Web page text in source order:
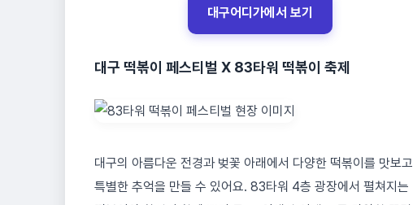
대구어디가에서 보기
대구 떡볶이 페스티벌 X 83타워 떡볶이 축제
대구의 아름다운 전경과 벚꽃 아래에서 다양한 떡볶이를 맛보고
특별한 추억을 만들 수 있어요. 83타워 4층 광장에서 펼쳐지는